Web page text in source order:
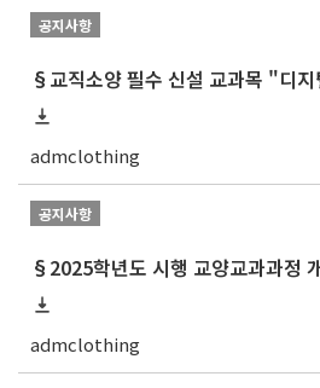
공지사항
admclothing
공지사항
admclothing